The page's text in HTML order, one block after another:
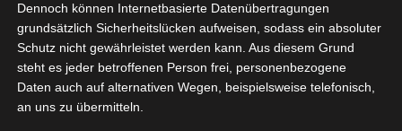
Dennoch können Internetbasierte Datenübertragungen
grundsätzlich Sicherheitslücken aufweisen, sodass ein absoluter
Schutz nicht gewährleistet werden kann. Aus diesem Grund
steht es jeder betroffenen Person frei, personenbezogene
Daten auch auf alternativen Wegen, beispielsweise telefonisch,
an uns zu übermitteln.